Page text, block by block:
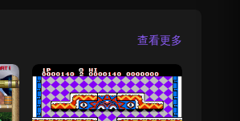
查看更多